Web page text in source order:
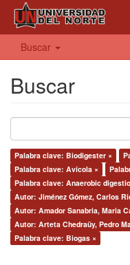
Buscar
Buscar
Palabra clave: Biodigester ×
Palabra clave: Avícola ×
Palabra clave: Anaerobic
Autor: Jiménez Gómez, Carlos
Autor: Amador Sanabria, Maria
Autor: Arteta Chedraüy, Pedro
Palabra clave: Biogas ×